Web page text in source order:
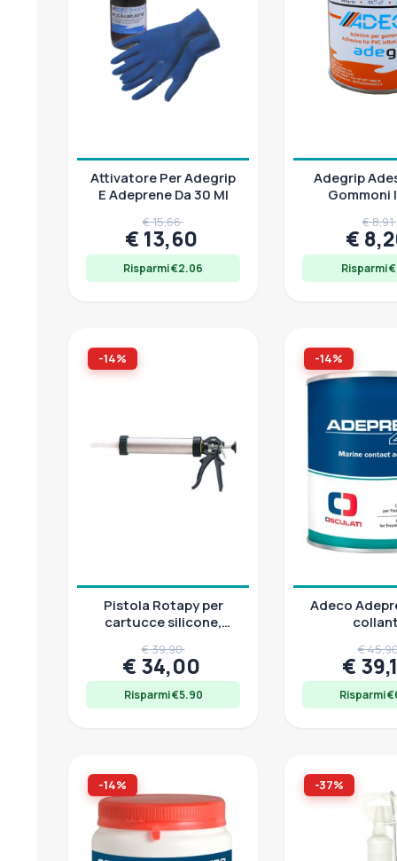
ADECO S.R.L.
(4)
BRAVA(1)
CFG srl(3)
Euromeci(1)
(1)
Yachticon
0,00 € - 92,00 €
Attivatore Per Adegrip
E Adeprene Da 30 Ml
€ 15,66
€ 13,60
Risparmi €2.06
Adegrip
Gommoni
€ 8,91
€
Risparmi
-14%
Pistola Rotapy per
cartucce silicone,
280/310 ml
€ 39,90
€ 34,00
Risparmi €5.90
-14%
Adeco
€
€
Risparmi
-14% -37%